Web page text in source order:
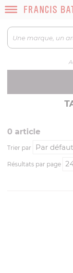
0 article
Trier par
Résultats par page